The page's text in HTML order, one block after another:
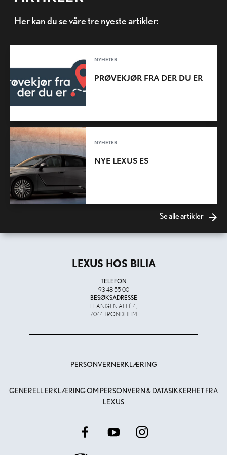
Her kan du se våre tre nyeste artikler:
NYHETER
PRØVEKJØR FRA DER DU ER
NYHETER
NYE LEXUS ES
Se alle artikler
LEXUS HOS BILIA
TELEFON
93 48 55 00
BESØKSADRESSE
LEANGEN ALLÈ 4,
7044 TRONDHEIM
PERSONVERNERKLÆRING
GENERELL ERKLÆRING OM PERSONVERN & DATASIKKERHET FRA
LEXUS